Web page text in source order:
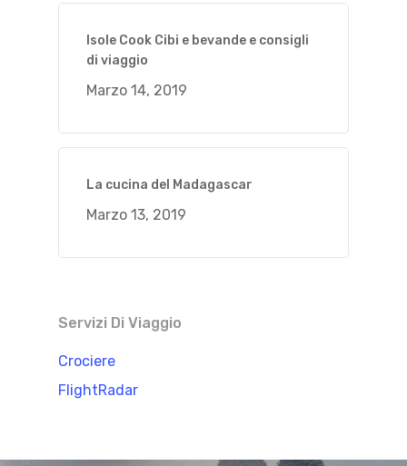
Isole Cook Cibi e bevande e consigli
di viaggio
Marzo 14, 2019
La cucina del Madagascar
Marzo 13, 2019
Servizi Di Viaggio
Crociere
FlightRadar